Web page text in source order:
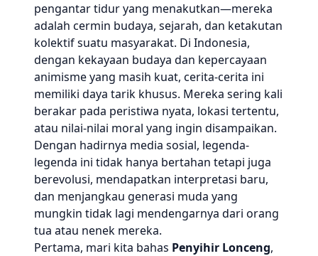
pengantar tidur yang menakutkan—mereka
adalah cermin budaya, sejarah, dan ketakutan
kolektif suatu masyarakat. Di Indonesia,
dengan kekayaan budaya dan kepercayaan
animisme yang masih kuat, cerita-cerita ini
memiliki daya tarik khusus. Mereka sering kali
berakar pada peristiwa nyata, lokasi tertentu,
atau nilai-nilai moral yang ingin disampaikan.
Dengan hadirnya media sosial, legenda-
legenda ini tidak hanya bertahan tetapi juga
berevolusi, mendapatkan interpretasi baru,
dan menjangkau generasi muda yang
mungkin tidak lagi mendengarnya dari orang
tua atau nenek mereka.
Pertama, mari kita bahas Penyihir Lonceng,